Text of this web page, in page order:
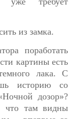
из замка.
поработать
картины есть
лака. С
историю со
дозор»?
что там видны